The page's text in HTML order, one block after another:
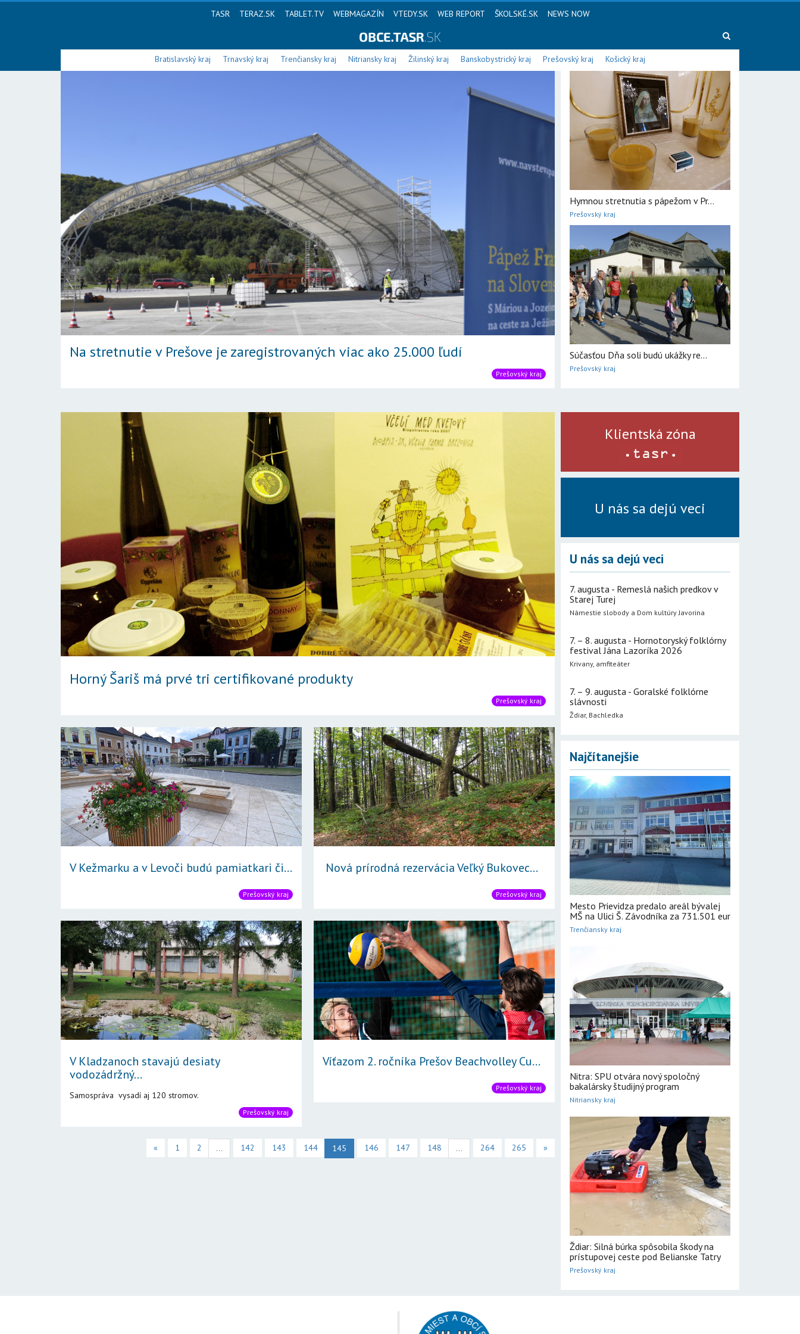
TASR TERAZ.SK TABLET.TV WEBMAGAZÍN VTEDY.SK WEB REPORT ŠKOLSKÉ.SK NEWS NOW
Bratislavský kraj Trnavský kraj Trenčiansky kraj Nitriansky kraj Žilinský kraj Banskobystrický kraj Prešovský kraj Košický kraj
Na stretnutie v Prešove je zaregistrovaných viac ako 25.000 ľudí
Prešovský kraj
Hymnou stretnutia s pápežom v Pr...
Prešovský kraj
Súčasťou Dňa soli budú ukážky re...
Prešovský kraj
Horný Šariš má prvé tri certifikované produkty
Prešovský kraj
V Kežmarku a v Levoči budú pamiatkari či...
Prešovský kraj
Nová prírodná rezervácia Veľký Bukovec...
Prešovský kraj
V Kladzanoch stavajú desiaty
vodozádržný...
Samospráva vysadí aj 120 stromov.
Prešovský kraj
Víťazom 2. ročníka Prešov Beachvolley Cu...
Prešovský kraj
« 1 2 ... 142 143 144 145 146 147 148 ... 264 265 »
Klientská zóna
U nás sa dejú veci
U nás sa dejú veci
7. augusta - Remeslá našich predkov v
Starej Turej
Námestie slobody a Dom kultúry Javorina
7. – 8. augusta - Hornotoryský folklórny
festival Jána Lazoríka 2026
Krivany, amfiteáter
7. – 9. augusta - Goralské folklórne
slávnosti
Ždiar, Bachledka
Najčítanejšie
Mesto Prievidza predalo areál bývalej
MŠ na Ulici Š. Závodníka za 731.501 eur
Trenčiansky kraj
Nitra: SPU otvára nový spoločný
bakalársky študijný program
Nitriansky kraj
Ždiar: Silná búrka spôsobila škody na
prístupovej ceste pod Belianske Tatry
Prešovský kraj